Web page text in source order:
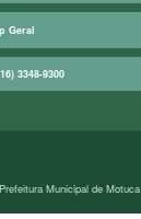
Geral
3348-9300
Municipal de Motuca